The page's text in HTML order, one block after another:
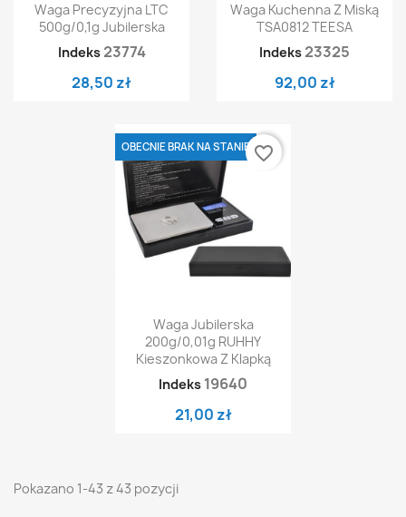
Waga Precyzyjna LTC
500g/0,1g Jubilerska
Indeks 23774
28,50 zł
Waga Kuchenna Z Miską
TSA0812 TEESA
Indeks 23325
92,00 zł
Waga Jubilerska
200g/0,01g RUHHY
Kieszonkowa Z Klapką
Indeks 19640
21,00 zł
OBECNIE BRAK NA STANIE favorite_border
Pokazano 1-43 z 43 pozycji